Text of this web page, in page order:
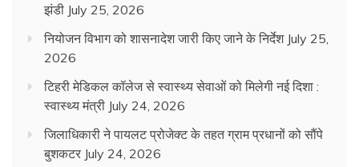
झंडी July 25, 2026
नियोजन विभाग को शासनादेश जारी किए जाने के निर्देश July 25,
2026
टिहरी मेडिकल कॉलेज से स्वास्थ्य सेवाओं को मिलेगी नई दिशा :
स्वास्थ्य मंत्री July 24, 2026
जिलाधिकारी ने पायलट प्रोजेक्ट के तहत ग्राम प्रधानों को सौंपे
बुशकटर July 24, 2026